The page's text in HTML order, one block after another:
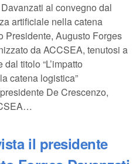
al convegno dal
artificiale nella catena
Presidente, Augusto Forges
da ACCSEA, tenutosi a
titolo “L’impatto
catena logistica”
De Crescenzo,
il presidente